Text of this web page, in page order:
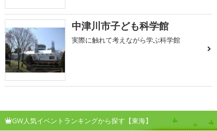
中津川市子ども科学館
実際に触れて考えながら学ぶ科学館
GW人気イベントランキングから探す【東海】